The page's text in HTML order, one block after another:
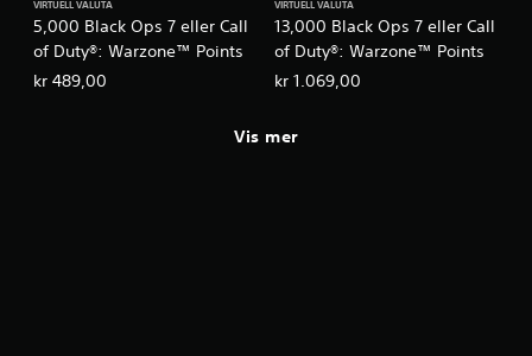
5,000 Black Ops 7 eller Call
of Duty®: Warzone™ Points
VIRTUELL VALUTA
kr 489,00
13,000 Black Ops 7 eller Call
of Duty®: Warzone™ Points
VIRTUELL VALUTA
kr 1.069,00
Vis mer